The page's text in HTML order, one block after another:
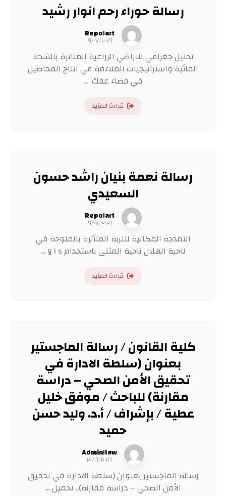
رسالة حوراء رحم انوار رشيد
Repo١art
١٩/٠٧/٢٠٢٦
تحليل جغرافي للاراضي الزراعية المتاثرة بالشحة
المائبة واستراتيجيات الملاءمة في انتاج المحاصيل
في قضاء عفك ...
قراءة المزيد
رسالة نعمة بنيان راشد حسون
السعيدي
Repo١art
١٩/٠٧/٢٠٢٦
النمذجة المكانية للتربة المتأثرة بالملوحة في
ناحية الهلال ناحية المثنى باستخدام g i s ...
قراءة المزيد
كلية القانون / رسالة الماجستير
بعنوان (سلطة الادارة في
تحقيق الأمن الصحي – دراسة
مقارنة) للباحث / موفق خليل
عطية / بإشراف / أ.د. وليد حسن
حميد
Admin١law
٢٠/٠٦/٢٠٢٦
رسالة الماجستير بعنوان (سلطة الادارة في تحقيق
الأمن الصحي – دراسة مقارنة).. تحميل ...